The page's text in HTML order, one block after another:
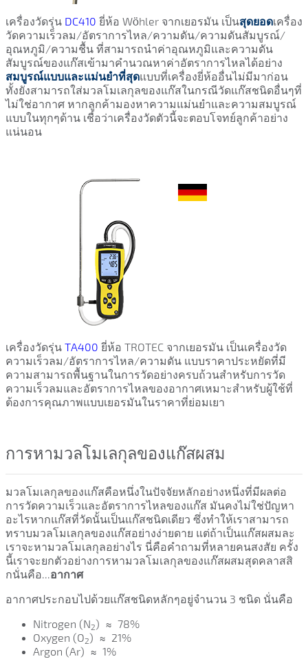
เครื่องวัดรุ่น DC410 ยี่ห้อ Wöhler จากเยอรมัน เป็นสุดยอดเครื่อง
วัดความเร็วลม/อัตราการไหล/ความดัน/ความดันสัมบูรณ์/
อุณหภูมิ/ความชื้น ที่สามารถนำค่าอุณหภูมิและความดัน
สัมบูรณ์ของแก๊สเข้ามาคำนวณหาค่าอัตราการไหลได้อย่าง
สมบูรณ์แบบและแม่นยำที่สุดแบบที่เครื่องยี่ห้ออื่นไม่มีมาก่อน
ทั้งยังสามารถใส่มวลโมเลกุลของแก๊สในกรณีวัดแก๊สชนิดอื่นๆที่
ไม่ใช่อากาศ หากลูกค้ามองหาความแม่นยำและความสมบูรณ์
แบบในทุกๆด้าน เชื่อว่าเครื่องวัดตัวนี้จะตอบโจทย์ลูกค้าอย่าง
แน่นอน
เครื่องวัดรุ่น TA400 ยี่ห้อ TROTEC จากเยอรมัน เป็นเครื่องวัด
ความเร็วลม/อัตราการไหล/ความดัน แบบราคาประหยัดที่มี
ความสามารถพื้นฐานในการวัดอย่างครบถ้วนสำหรับการวัด
ความเร็วลมและอัตราการไหลของอากาศเหมาะสำหรับผู้ใช้ที่
ต้องการคุณภาพแบบเยอรมันในราคาที่ย่อมเยา
การหามวลโมเลกุลของแก๊สผสม
มวลโมเลกุลของแก๊สคือหนึ่งในปัจจัยหลักอย่างหนึ่งที่มีผลต่อ
การวัดความเร็วและอัตราการไหลของแก๊ส มันคงไม่ใช่ปัญหา
อะไรหากแก๊สที่วัดนั้นเป็นแก๊สชนิดเดียว ซึ่งทำให้เราสามารถ
ทราบมวลโมเลกุลของแก๊สอย่างง่ายดาย แต่ถ้าเป็นแก๊สผสมละ
เราจะหามวลโมเลกุลอย่างไร นี่คือคำถามที่หลายคนสงสัย ครั้ง
นี้เราจะยกตัวอย่างการหามวลโมเลกุลของแก๊สผสมสุดคลาสสิ
กนั่นคือ...อากาศ
อากาศประกอบไปด้วยแก๊สชนิดหลักๆอยู่จำนวน 3 ชนิด นั่นคือ
Nitrogen (N2) ≈ 78%
Oxygen (O2) ≈ 21%
Argon (Ar) ≈ 1%